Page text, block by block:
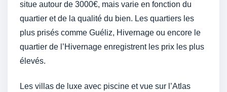
situe autour de 3000€, mais varie en fonction du
quartier et de la qualité du bien. Les quartiers les
plus prisés comme Guéliz, Hivernage ou encore le
quartier de l’Hivernage enregistrent les prix les plus
élevés.
Les villas de luxe avec piscine et vue sur l’Atlas